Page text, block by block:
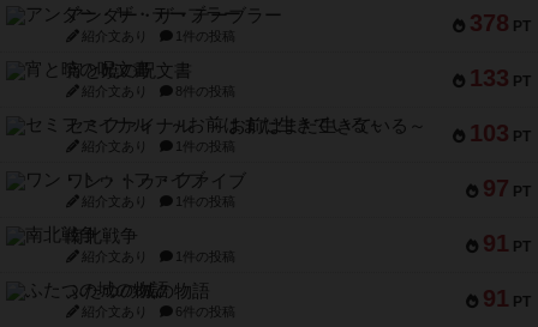
378 PT
アンダー・ザ・テーブラー
紹介文あり 1件の投稿
133 PT
宵と暁の呪文書
紹介文あり 8件の投稿
103 PT
セミファイナル ～お前はまだ生きている～
紹介文あり 1件の投稿
97 PT
ワン・トゥ・ファイブ
紹介文あり 1件の投稿
91 PT
南北戦争
紹介文あり 1件の投稿
91 PT
ふたつの城の物語
紹介文あり 6件の投稿